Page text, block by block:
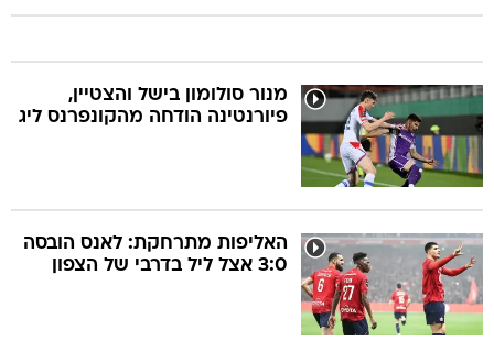
מנור סולומון בישל והצטיין,
פיורנטינה הודחה מהקונפרנס ליג
האליפות מתרחקת: לאנס הובסה
3:0 אצל ליל בדרבי של הצפון